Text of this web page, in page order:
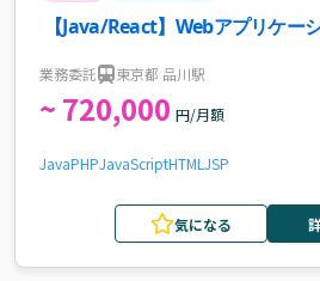
【Java/React】Webアプリケー
業務委託 東京都 品川駅
~ 720,000 円/月額
JavaPHPJavaScriptHTML JSP
気になる